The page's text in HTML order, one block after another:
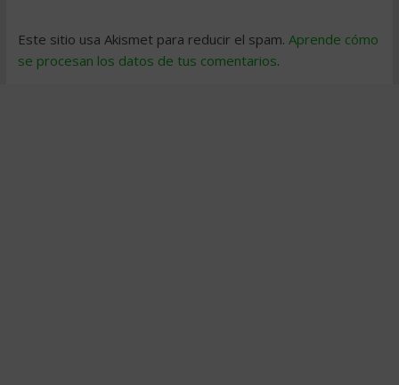
Este sitio usa Akismet para reducir el spam. Aprende cómo
se procesan los datos de tus comentarios.